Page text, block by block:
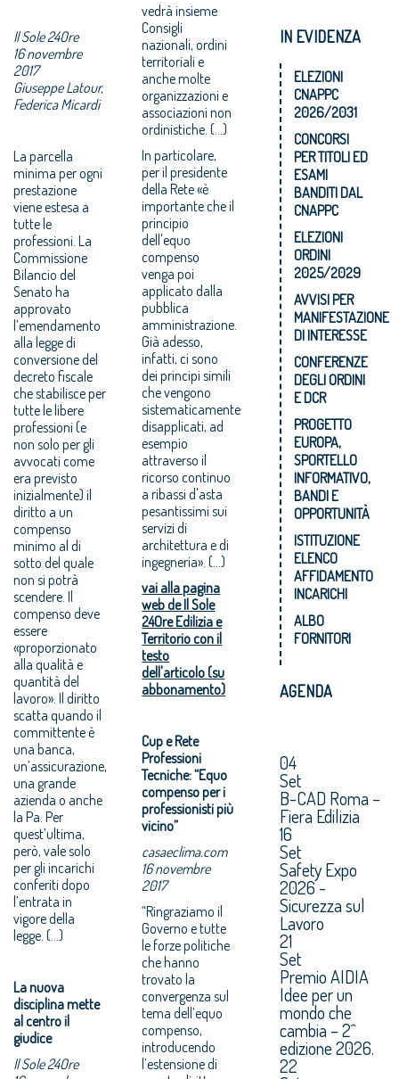
Il Sole 24Ore
16 novembre
2017
Giuseppe Latour,
Federica Micardi
La parcella
minima per ogni
prestazione
viene estesa a
tutte le
professioni. La
Commissione
Bilancio del
Senato ha
approvato
l’emendamento
alla legge di
conversione del
decreto fiscale
che stabilisce per
tutte le libere
professioni (e
non solo per gli
avvocati come
era previsto
inizialmente) il
diritto a un
compenso
minimo al di
sotto del quale
non si potrà
scendere. Il
compenso deve
essere
«proporzionato
alla qualità e
quantità del
lavoro». Il diritto
scatta quando il
committente è
una banca,
un’assicurazione,
una grande
azienda o anche
la Pa. Per
quest’ultima,
però, vale solo
per gli incarichi
conferiti dopo
l’entrata in
vigore della
legge. (...)
La nuova
disciplina mette
al centro il
giudice
Il Sole 24Ore
vedrà insieme
Consigli
nazionali, ordini
territoriali e
anche molte
organizzazioni e
associazioni non
ordinistiche. (...)
In particolare,
per il presidente
della Rete «è
importante che il
principio
dell'equo
compenso
venga poi
applicato dalla
pubblica
amministrazione.
Già adesso,
infatti, ci sono
dei principi simili
che vengono
sistematicamente
disapplicati, ad
esempio
attraverso il
ricorso continuo
a ribassi d'asta
pesantissimi sui
servizi di
architettura e di
ingegneria». (...)
vai alla pagina
web de Il Sole
24Ore Edilizia e
Territorio con il
testo
dell'articolo (su
abbonamento)
Cup e Rete
Professioni
Tecniche: “Equo
compenso per i
professionisti più
vicino”
casaeclima.com
16 novembre
2017
“Ringraziamo il
Governo e tutte
le forze politiche
che hanno
trovato la
convergenza sul
tema dell’equo
compenso,
introducendo
l’estensione di
IN EVIDENZA
ELEZIONI
CNAPPC
2026/2031
CONCORSI
PER TITOLI ED
ESAMI
BANDITI DAL
CNAPPC
ELEZIONI
ORDINI
2025/2029
AVVISI PER
MANIFESTAZIONE
DI INTERESSE
CONFERENZE
DEGLI ORDINI
E DCR
PROGETTO
EUROPA,
SPORTELLO
INFORMATIVO,
BANDI E
OPPORTUNITÀ
ISTITUZIONE
ELENCO
AFFIDAMENTO
INCARICHI
ALBO
FORNITORI
AGENDA
04
Set
B-CAD Roma –
Fiera Edilizia
16
Set
Safety Expo
2026 -
Sicurezza sul
Lavoro
21
Set
Premio AIDIA
Idee per un
mondo che
cambia – 2^
edizione 2026.
22